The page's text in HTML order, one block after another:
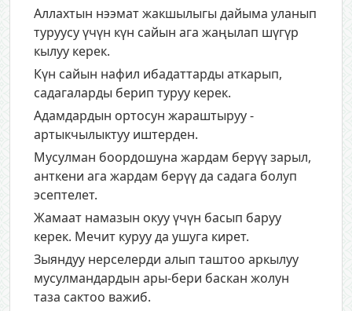
Аллахтын нээмат жакшылыгы дайыма уланып
туруусу үчүн күн сайын ага жаңылап шүгүр
кылуу керек.
Күн сайын нафил ибадаттарды аткарып,
садагаларды берип туруу керек.
Адамдардын ортосун жараштыруу -
артыкчылыктуу иштерден.
Мусулман боордошуна жардам берүү зарыл,
анткени ага жардам берүү да садага болуп
эсептелет.
Жамаат намазын окуу үчүн басып баруу
керек. Мечит куруу да ушуга кирет.
Зыяндуу нерселерди алып таштоо аркылуу
мусулмандардын ары-бери баскан жолун
таза сактоо важиб.